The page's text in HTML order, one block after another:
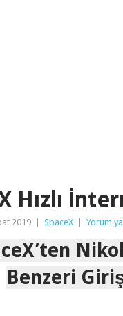
Hızlı
2019 SpaceX Yorum
Benzeri